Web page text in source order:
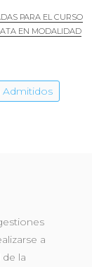
PARA EL CURSO
EN MODALIDAD
Admitidos
a
de la